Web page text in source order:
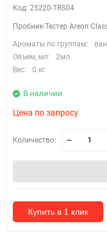
Код: 25220-TRS04
Пробник-Тестер Areon
Ароматы по группам:
Объем, мл:
2мл
Вес:
0 кг
В наличии
Цена по запросу
Количество:
Купить в 1 клик